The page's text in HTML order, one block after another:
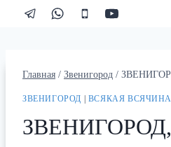
Перейти
Главная / Звенигород /
ЗВЕНИГОРОД ВСЯКАЯ ВСЯЧИНА